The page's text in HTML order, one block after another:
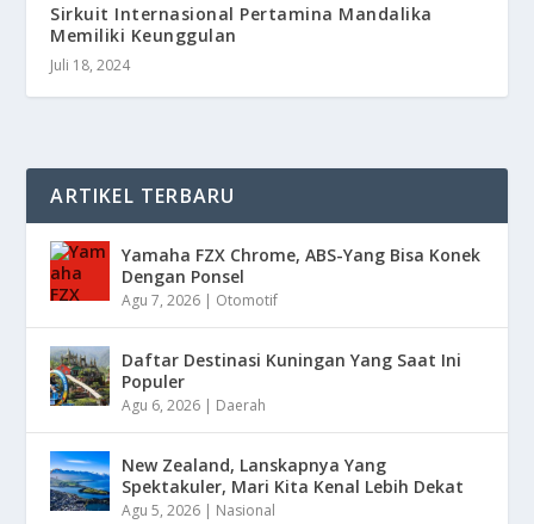
Sirkuit Internasional Pertamina Mandalika
Memiliki Keunggulan
Juli 18, 2024
ARTIKEL TERBARU
Yamaha FZX Chrome, ABS-Yang Bisa Konek
Dengan Ponsel
Agu 7, 2026 | Otomotif
Daftar Destinasi Kuningan Yang Saat Ini
Populer
Agu 6, 2026 | Daerah
New Zealand, Lanskapnya Yang
Spektakuler, Mari Kita Kenal Lebih Dekat
Agu 5, 2026 | Nasional